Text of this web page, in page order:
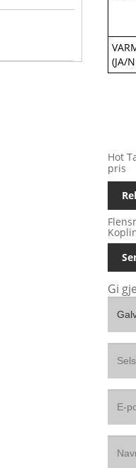
(JA/
Hot
pris
Gi